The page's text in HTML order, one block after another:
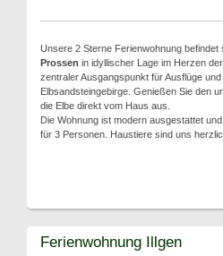
Unsere 2 Sterne Ferienwohnung befindet
Prossen in idyllischer Lage im Herzen
zentraler Ausgangspunkt für Ausflüge
Elbsandsteingebirge. Genießen Sie den
die Elbe direkt vom Haus aus.
Die Wohnung ist modern ausgestattet
für 3 Personen. Haustiere sind uns
Ferienwohnung Illgen